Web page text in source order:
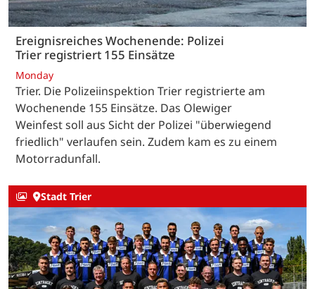
Ereignisreiches Wochenende: Polizei
Trier registriert 155 Einsätze
Monday
Trier. Die Polizeiinspektion Trier registrierte am
Wochenende 155 Einsätze. Das Olewiger
Weinfest soll aus Sicht der Polizei "überwiegend
friedlich" verlaufen sein. Zudem kam es zu einem
Motorradunfall.
Stadt Trier